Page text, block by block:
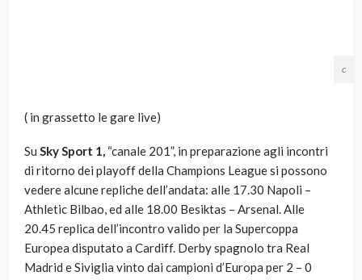
c
( in grassetto le gare live)
Su Sky Sport 1, “canale 201”, in preparazione agli incontri
di ritorno dei playoff della Champions League si possono
vedere alcune repliche dell’andata: alle 17.30 Napoli –
Athletic Bilbao, ed alle 18.00 Besiktas – Arsenal. Alle
20.45 replica dell’incontro valido per la Supercoppa
Europea disputato a Cardiff. Derby spagnolo tra Real
Madrid e Siviglia vinto dai campioni d’Europa per 2 – 0